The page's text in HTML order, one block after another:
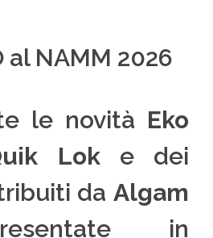
al NAMM 2026
le novità Eko
Loke dei
da Algam
in